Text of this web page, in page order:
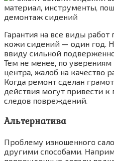
Гарантия на все виды
кожи сидений — один год.
ввиду сильной
Тем не менее, по
центра, жалоб на качество
Когда ремонт сделан
действия могут привести
следов повреждений.
Альтернатива
Проблему изношенного
другими способами.